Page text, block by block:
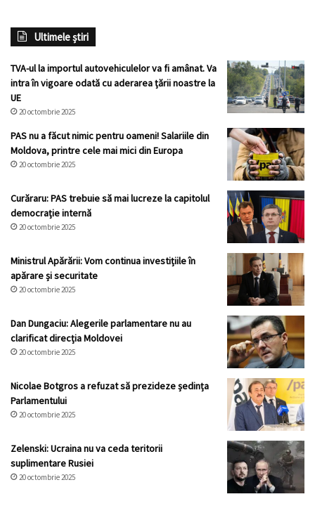
Ultimele știri
TVA-ul la importul autovehiculelor va fi amânat. Va
intra în vigoare odată cu aderarea țării noastre la
UE
20 octombrie 2025
PAS nu a făcut nimic pentru oameni! Salariile din
Moldova, printre cele mai mici din Europa
20 octombrie 2025
Curăraru: PAS trebuie să mai lucreze la capitolul
democrație internă
20 octombrie 2025
Ministrul Apărării: Vom continua investițiile în
apărare și securitate
20 octombrie 2025
Dan Dungaciu: Alegerile parlamentare nu au
clarificat direcția Moldovei
20 octombrie 2025
Nicolae Botgros a refuzat să prezideze ședința
Parlamentului
20 octombrie 2025
Zelenski: Ucraina nu va ceda teritorii
suplimentare Rusiei
20 octombrie 2025